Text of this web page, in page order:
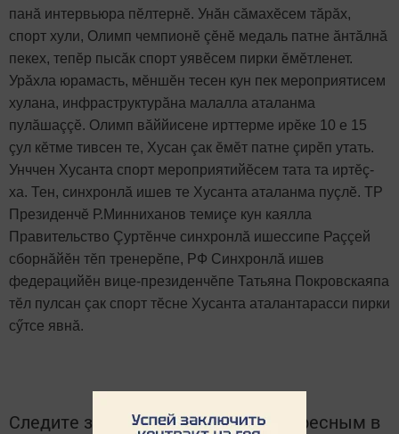
панă интервьюра пӗлтернӗ. Унăн сăмахӗсем тăрăх,
спорт хули, Олимп чемпионӗ çӗнӗ медаль патне ăнтăлнă
пекех, тепӗр пысăк спорт уявӗсем пирки ӗмӗтленет.
Урăхла юрамасть, мӗншӗн тесен кун пек мероприятисем
хулана, инфраструктурăна малалла аталанма
пулăшаççӗ. Олимп вăййисене ирттерме ирӗке 10 е 15
çул кӗтме тивсен те, Хусан çак ӗмӗт патне çирӗп утать.
Унччен Хусанта спорт мероприятийӗсем тата та иртӗç-
ха. Тен, синхронлă ишев те Хусанта аталанма пуçлӗ. ТР
Президенчӗ Р.Минниханов темиçе кун каялла
Правительство Çуртӗнче синхронлă ишессипе Раççей
сборнăйӗн тӗп тренерӗпе, РФ Синхронлă ишев
федерацийӗн вице-президенчӗпе Татьяна Покровскаяпа
тӗл пулсан çак спорт тӗсне Хусанта аталантарасси пирки
сӳтсе явнă.
Следите за самым важным и интересным в